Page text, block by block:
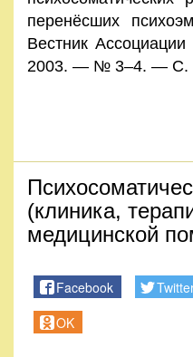
условия
Политика
конфиденциальности
перенёсших
Вестник
2003. — № 3–4. — С.
(клиника,
медицинской
Facebook
OK